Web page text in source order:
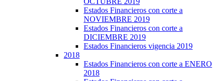
Estados Financieros con corte a
NOVIEMBRE 2019
Estados Financieros con corte a
DICIEMBRE 2019
Estados Financieros vigencia 2019
2018
Estados Financieros con corte a ENERO
2018